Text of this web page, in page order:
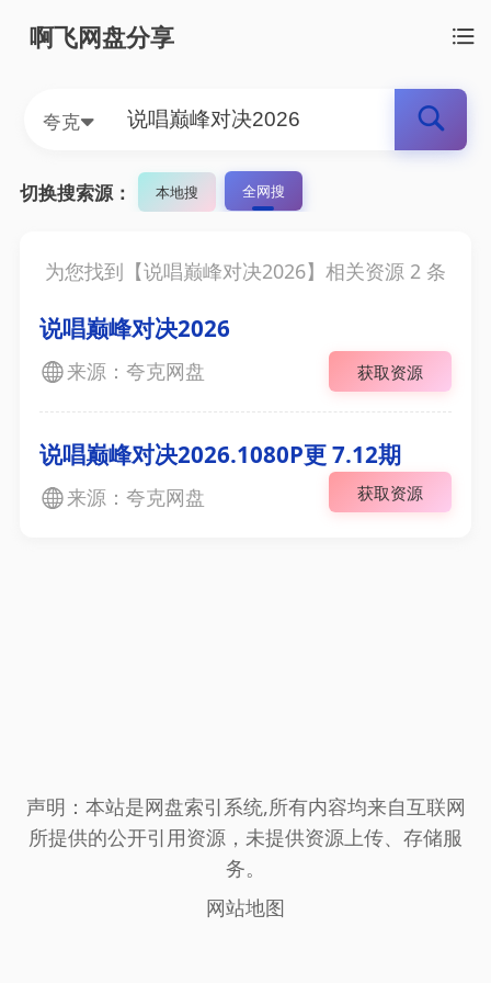
啊飞网盘分享
夸克
切换搜索源： 本地搜 全网搜
为您找到【说唱巅峰对决2026】相关资源 2 条
说唱巅峰对决2026
来源：夸克网盘 获取资源
说唱巅峰对决2026.1080P更 7.12期
来源：夸克网盘 获取资源
声明：本站是网盘索引系统,所有内容均来自互联网
所提供的公开引用资源，未提供资源上传、存储服
务。
网站地图